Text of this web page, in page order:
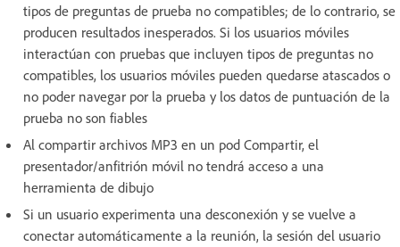
tipos de preguntas de prueba no compatibles; de lo contrario, se
producen resultados inesperados. Si los usuarios móviles
interactúan con pruebas que incluyen tipos de preguntas no
compatibles, los usuarios móviles pueden quedarse atascados o
no poder navegar por la prueba y los datos de puntuación de la
prueba no son fiables
Al compartir archivos MP3 en un pod Compartir, el
presentador/anfitrión móvil no tendrá acceso a una
herramienta de dibujo
Si un usuario experimenta una desconexión y se vuelve a
conectar automáticamente a la reunión, la sesión del usuario